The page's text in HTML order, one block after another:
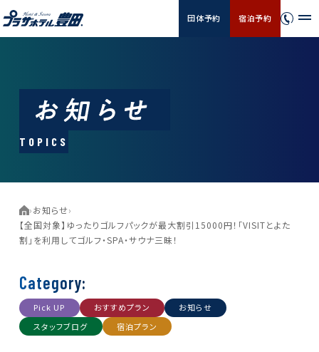
団体予約 宿泊予約
TOPICS
›お知らせ›
【全国対象】ゆったりゴルフパックが最大割引15000円！「VISITとよた
割」を利用してゴルフ・SPA・サウナ三昧！
Category:
Pick UP おすすめプラン
お知らせ
スタッフブログ
宿泊プラン